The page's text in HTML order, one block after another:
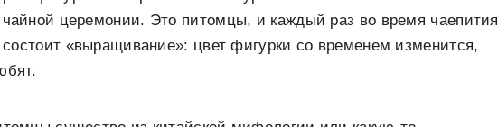
церемонии. Это питомцы, и каждый раз во время чаепития
«выращивание»: цвет фигурки со временем изменится,